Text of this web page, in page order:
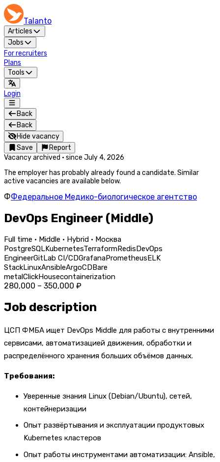
Talanto
Articles
Jobs
For recruiters
Plans
Tools
Login
Back
Back
Hide vacancy
Save
Report
Vacancy archived · since July 4, 2026
The employer has probably already found a candidate. Similar
active vacancies are available below.
ФФедеральное Медико-биологическое агентство
DevOps Engineer (Middle)
Full time · Middle · Hybrid · Москва
PostgreSQLKubernetesTerraformRedisDevOps
EngineerGitLab CI/CDGrafanaPrometheusELK
StackLinuxAnsibleArgoCDBare
metalClickHousecontainerization
280,000 – 350,000 ₽
Job description
ЦСП ФМБА ищет DevOps Middle для работы с внутренними
сервисами, автоматизацией движения, обработки и
распределённого хранения больших объёмов данных.
Требования:
Уверенные знания Linux (Debian/Ubuntu), сетей,
контейнеризации
Опыт развёртывания и эксплуатации продуктовых
Kubernetes кластеров
Опыт работы инструментами автоматизации: Ansible,